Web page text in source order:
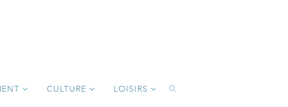
CULTURE LOISIRS